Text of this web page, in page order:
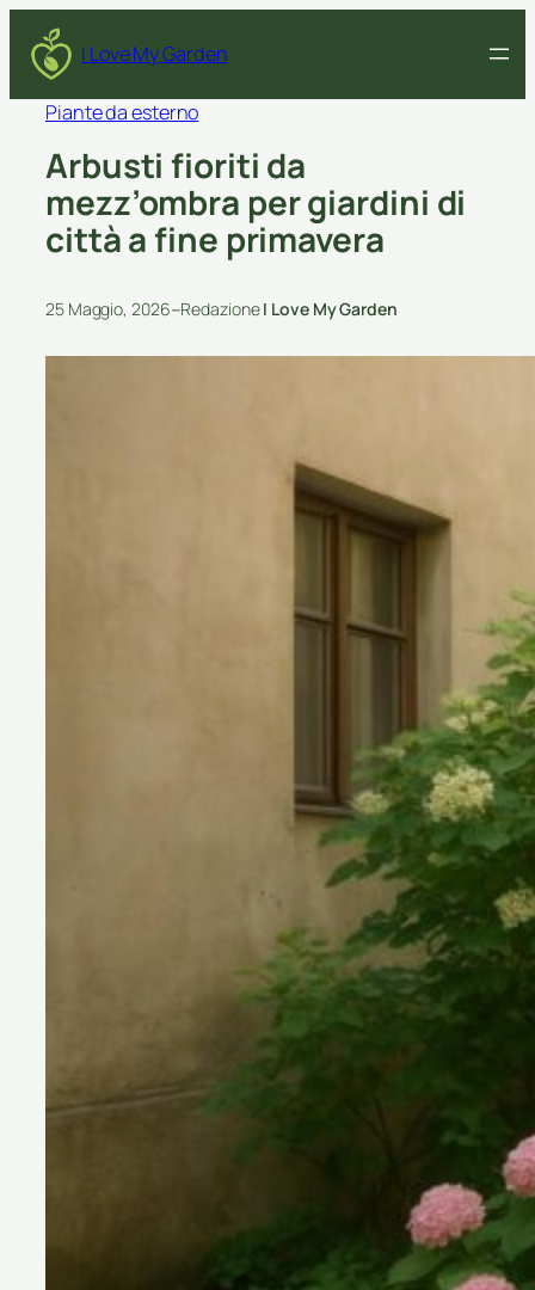
I Love My Garden
Piante da esterno
Arbusti fioriti da
mezz’ombra per giardini di
città a fine primavera
25 Maggio, 2026–RedazioneI Love My Garden